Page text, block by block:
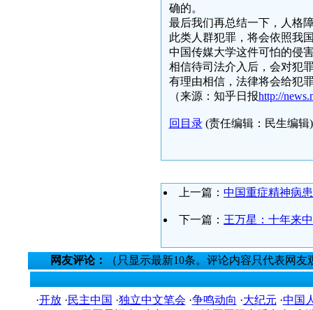
确的。
最后我们再总结一下，人格
此类人群犯罪，将会依照我
中国传媒大学这件可怕的侵
相信待司法介入后，会对犯
有理由相信，法律将会给犯
（来源：知乎日报http://
回目录(责任编辑：民生编辑)
上一篇： 中国重症精神病
下一篇： 王万星：十年来
网友评论： （只显示最新10条。评论内容只代表网
·开放·民主中国 ·独立中文笔会 ·争鸣动向 ·大纪元 ·中国